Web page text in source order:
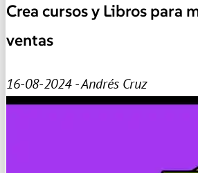
Crea cursos y Libros para
ventas
16-08-2024 - Andrés Cruz